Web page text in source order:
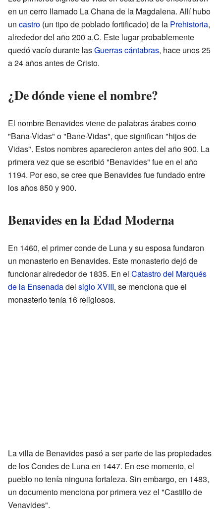
en un cerro llamado La Chana de la Magdalena. Allí hubo
un castro (un tipo de poblado fortificado) de la Prehistoria,
alrededor del año 200 a.C. Este lugar probablemente
quedó vacío durante lasGuerras cántabras, hace unos 25
a 24 años antes de Cristo.
¿De dónde viene el nombre?
El nombre Benavides viene de palabras árabes como
"Bana-Vidas" o "Bane-Vidas", que significan "hijos de
Vidas". Estos nombres aparecieron antes del año 900. La
primera vez que se escribió "Benavides" fue en el año
1194. Por eso, se cree que Benavides fue fundado entre
los años 850 y 900.
Benavides en la Edad Moderna
En 1460, el primer conde de Luna y su esposa fundaron
un monasterio en Benavides. Este monasterio dejó de
funcionar alrededor de 1835. En el Catastro del Marqués
de la Ensenadadel siglo XVIII, se menciona que el
monasterio tenía 16 religiosos.
La villa de Benavides pasó a ser parte de las propiedades
de los Condes de Luna en 1447. En ese momento, el
pueblo no tenía ninguna fortaleza. Sin embargo, en 1483,
un documento menciona por primera vez el "Castillo de
Venavides".